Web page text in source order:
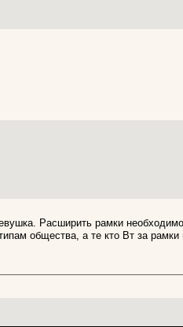
Расширить рамки
общества, а те кто Вт за